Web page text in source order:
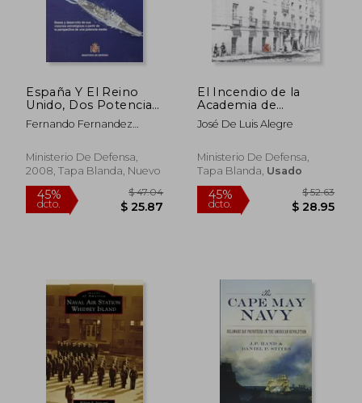
45% 45%
dcto.
España Y El Reino
Unido, Dos Potencias
Navales Ante Un
Escenario De
Fernando Fernandez
Ministerio De Defensa,
2008, Tapa Blanda, Nuevo
El Incendio de la
Academia de
Ingenieros de
Guadalajara. Adelante!
(en Inglés)
José De Luis Alegre
Ministerio De Defensa,
Tapa Blanda, Usado